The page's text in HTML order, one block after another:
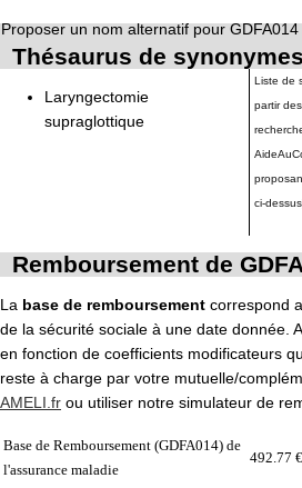
Proposer un nom alternatif pour GDFA014
Thésaurus de
Laryngectomie
supraglottique
Liste de
partir
ci-
Remboursement de
La base de remboursement correspond
de la sécurité sociale à une date donnée.
en fonction de coefficients modificateurs
reste à charge par votre mutuelle/
AMELI.fr ou utiliser notre simulateur de
Base de Remboursement (GDFA014) de
l'assurance maladie
492.77 €